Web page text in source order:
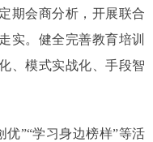
期会商分析，开展联合
实。健全完善教育培训
、模式实战化、手段智
优”“学习身边榜样”等活